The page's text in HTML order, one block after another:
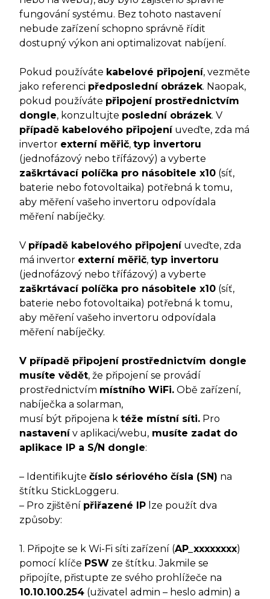
fungování systému. Bez tohoto nastavení
nebude zařízení schopno správně řídit
dostupný výkon ani optimalizovat nabíjení.
Pokud používáte kabelové připojení, vezměte
jako referenci předposlední obrázek. Naopak,
pokud používáte připojení prostřednictvím
dongle, konzultujte poslední obrázek. V
případě kabelového připojeníuveďte, zda má
invertor externí měřič, typ invertoru
(jednofázový nebo třífázový) a vyberte
zaškrtávací políčka pro násobitele x10 (síť,
baterie nebo fotovoltaika) potřebná k tomu,
aby měření vašeho invertoru odpovídala
měření nabíječky.
V případě kabelového připojeníuveďte, zda
má invertor externí měřič, typ invertoru
(jednofázový nebo třífázový) a vyberte
zaškrtávací políčka pro násobitele x10 (síť,
baterie nebo fotovoltaika) potřebná k tomu,
aby měření vašeho invertoru odpovídala
měření nabíječky.
V případě připojení prostřednictvím dongle
musíte vědět, že připojení se provádí
prostřednictvím místního WiFi. Obě zařízení,
nabíječka a solarman,
musí být připojena k téže místní síti. Pro
nastavenív aplikaci/webu, musíte zadat do
aplikace IP a S/N dongle:
– Identifikujte číslo sériového čísla (SN) na
štítku StickLoggeru.
– Pro zjištění přiřazené IP lze použít dva
způsoby:
1. Připojte se k Wi-Fi síti zařízení (AP_xxxxxxxx)
pomocí klíče PSW ze štítku. Jakmile se
připojíte, přistupte ze svého prohlížeče na
10.10.100.254 (uživatel admin – heslo admin) a